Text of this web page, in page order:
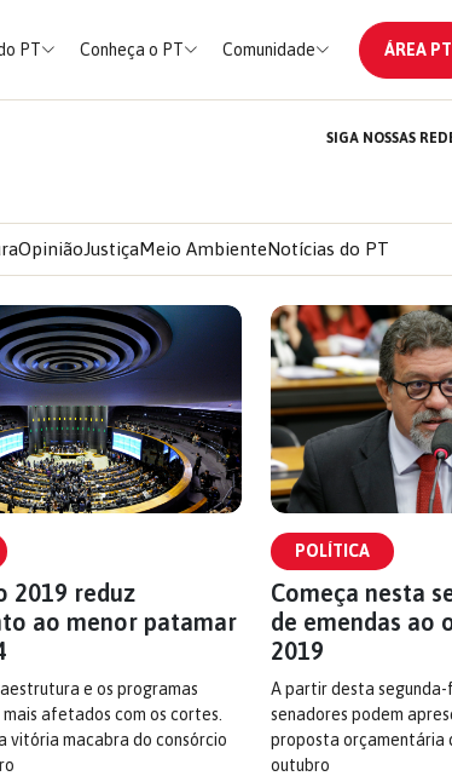
PT Conheça o PT Comunidade ÁREA PT
SIGA NOSSAS
OpiniãoJustiçaMeio AmbienteNotícias do PT
2019 reduz
ao menor patamar
e os programas
afetados com os cortes.
vitória macabra do consórcio
POLÍTICA
Começa nesta
de emendas ao
2019
A partir desta segunda-
senadores podem
proposta orçamentária
outubro